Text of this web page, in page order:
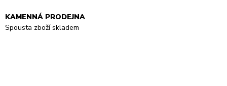
KAMENNÁ PRODEJNA
Spousta zboží skladem